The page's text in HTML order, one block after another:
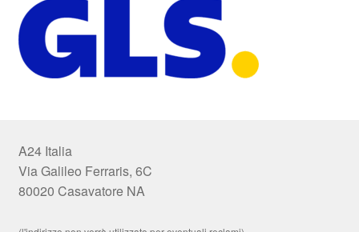
A24 Italia
Via Galileo Ferraris, 6C
80020 Casavatore NA